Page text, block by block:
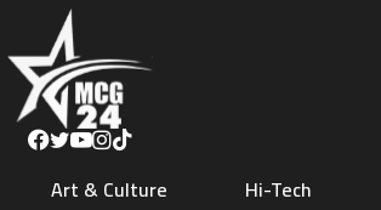
Art & Culture
Hi-Tech